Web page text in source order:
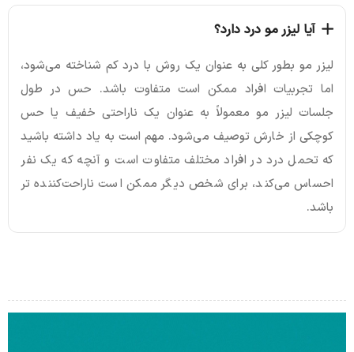
آیا لیزر مو درد دارد؟
لیزر مو بطور کلی به عنوان یک روش با درد کم شناخته می‌شود،
اما تجربیات افراد ممکن است متفاوت باشد. حس در طول
جلسات لیزر مو معمولاً به عنوان یک ناراحتی خفیف یا حس
کوچکی از خارش توصیف می‌شود. مهم است به یاد داشته باشید
که تحمل درد در افراد مختلف متفاوت است و آنچه که یک نفر
احساس می‌کند، برای شخص دیگر ممکن است ناراحت‌کننده تر
باشد.